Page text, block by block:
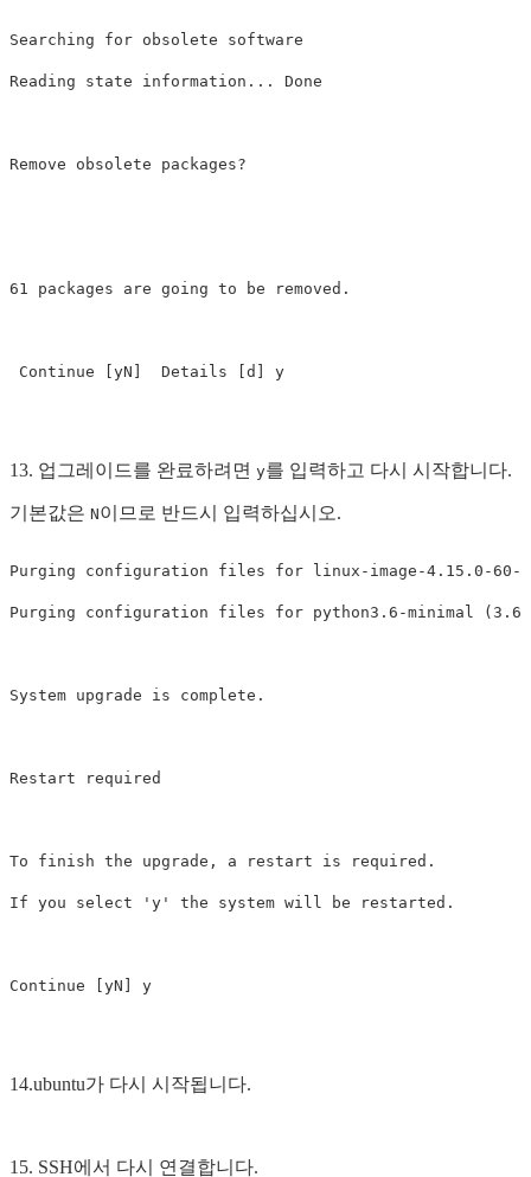
Searching for obsolete software
Reading state information... Done
Remove obsolete packages?
61 packages are going to be removed.
13. 업그레이드를 완료하려면 y를 입력하고 다시 시작합니다.
기본값은 N이므로 반드시 입력하십시오.
Purging configuration files for linux-image-4.15.0-
Purging configuration files for python3.6-minimal
System upgrade is complete.
Restart required
To finish the upgrade, a restart is required.
If you select 'y' the system will be restarted.
14.ubuntu가 다시 시작됩니다.
15. SSH에서 다시 연결합니다.